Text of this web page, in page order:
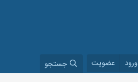
ورود عضویت جستجو